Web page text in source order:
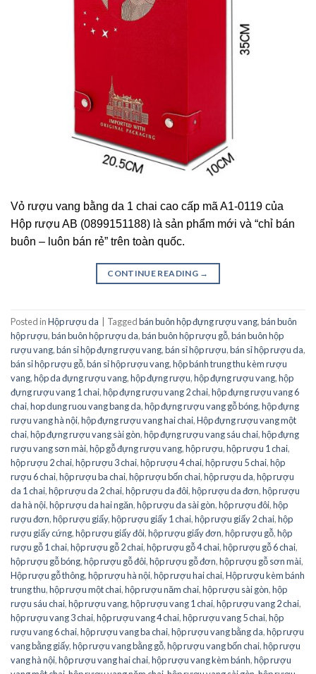
Vỏ rượu vang bằng da 1 chai cao cấp mã A1-0119 của
Hộp rượu AB (0899151188) là sản phẩm mới và “chỉ bán
buôn – luôn bán rẻ” trên toàn quốc.
CONTINUE READING →
Posted inHộp rượu da Taggedbán buôn hộp đựng rượu vang,bán buôn
hộp rượu,bán buôn hộp rượu da,bán buôn hộp rượu gỗ,bán buôn hộp
rượu vang,bán sỉ hộp đựng rượu vang,bán sỉ hộp rượu,bán sỉ hộp rượu da,
bán sỉ hộp rượu gỗ,bán sỉ hộp rượu vang,hộp bánh trung thu kèm rượu
vang,hộp da đựng rượu vang,hộp đựng rượu,hộp đựng rượu vang,hộp
đựng rượu vang 1 chai,hộp đựng rượu vang 2 chai,hộp đựng rượu vang 6
chai,hop dung ruou vang bang da,hộp đựng rượu vang gỗ bóng,hộp đựng
rượu vang hà nội,hộp đựng rượu vang hai chai,Hộp đựng rượu vang một
chai,hộp đựng rượu vang sài gòn,hộp đựng rượu vang sáu chai,hộp đựng
rượu vang sơn mài,hộp gỗ đựng rượu vang,hộp rượu,hộp rượu 1 chai,
hộp rượu 2 chai,hộp rượu 3 chai,hộp rượu 4 chai,hộp rượu 5 chai,hộp
rượu 6 chai,hộp rượu ba chai,hộp rượu bốn chai,hộp rượu da,hộp rượu
da 1 chai,hộp rượu da 2 chai,hộp rượu da đôi,hộp rượu da đơn,hộp rượu
da hà nội,hộp rượu da hai ngăn,hộp rượu da sài gòn,hộp rượu đôi,hộp
rượu đơn,hộp rượu giấy,hộp rượu giấy 1 chai,hộp rượu giấy 2 chai,hộp
rượu giấy cứng,hộp rượu giấy đôi,hộp rượu giấy đơn,hộp rượu gỗ,hộp
rượu gỗ 1 chai,hộp rượu gỗ 2 chai,hộp rượu gỗ 4 chai,hộp rượu gỗ 6 chai,
hộp rượu gỗ bóng,hộp rượu gỗ đôi,hộp rượu gỗ đơn,hộp rượu gỗ sơn mài,
Hộp rượu gỗ thông,hộp rượu hà nội,hộp rượu hai chai,Hộp rượu kèm bánh
trung thu,hộp rượu một chai,hộp rượu năm chai,hộp rượu sài gòn,hộp
rượu sáu chai,hộp rượu vang,hộp rượu vang 1 chai,hộp rượu vang 2 chai,
hộp rượu vang 3 chai,hộp rượu vang 4 chai,hộp rượu vang 5 chai,hộp
rượu vang 6 chai,hộp rượu vang ba chai,hộp rượu vang bằng da,hộp rượu
vang bằng giấy,hộp rượu vang bằng gỗ,hộp rượu vang bốn chai,hộp rượu
vang hà nội,hộp rượu vang hai chai,hộp rượu vang kèm bánh,hộp rượu